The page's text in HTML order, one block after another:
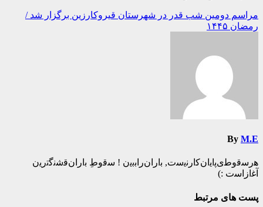
راهبری
نوشته
مراسم دومین شب قدر در شهرستان قیروکارزین برگزار شد /
رمضان ۱۴۴۵
By M.E
ه‍‌رس‍‌ق‍‌وط‍‌ی‌پ‍‌ای‍‌ان‌ک‍‌ارن‍‌ی‍‌س‍‌ت‌, ب‍‌اران‌راب‍‌ب‍‌ی‍‌ن ! س‍‌ق‍‌وطِ ب‍‌اران‌ق‍‌ش‍‌ن‍‌گ‍‌ت‍‌ری‍‌ن
آغ‍‌ازاس‍‌ت :)️
پست های مرتبط